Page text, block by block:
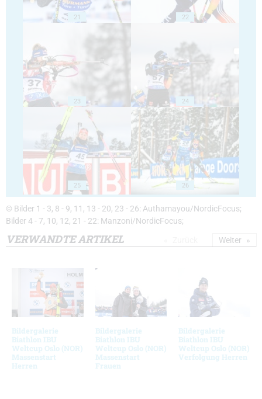
21 22
23 24
25 26
© Bilder 1 - 3, 8 - 9, 11, 13 - 20, 23 - 26: Authamayou/NordicFocus;
Bilder 4 - 7, 10, 12, 21 - 22: Manzoni/NordicFocus;
VERWANDTE ARTIKEL
Bildergalerie
Biathlon IBU
Weltcup Oslo (NOR)
Massenstart
Herren
Bildergalerie
Biathlon IBU
Weltcup Oslo (NOR)
Massenstart
Frauen
Bildergalerie
Biathlon IBU
Weltcup Oslo (NOR)
Verfolgung Herren
Weiter